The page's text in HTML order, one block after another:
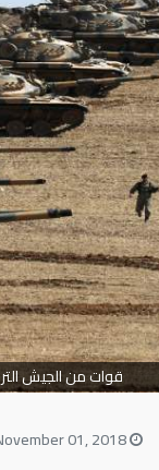
قوات من الجيش